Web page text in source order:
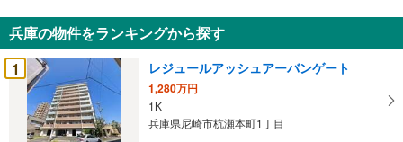
知
を
受
け
兵庫の物件をランキングから探す
1
レジュールアッシュアーバンゲート
1,280万円
1K
兵庫県尼崎市杭瀬本町1丁目